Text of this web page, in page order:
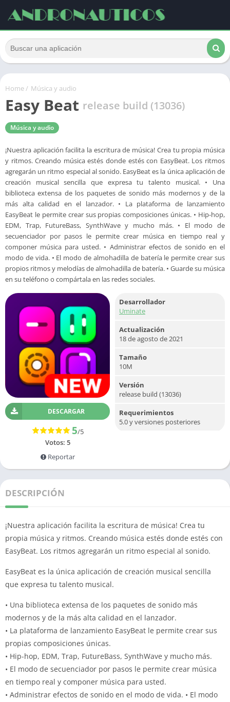
Home/ Música y audio
Easy Beat release build (13036)
Música y audio
¡Nuestra aplicación facilita la escritura de música! Crea tu propia música
y ritmos. Creando música estés donde estés con EasyBeat. Los ritmos
agregarán un ritmo especial al sonido. EasyBeat es la única aplicación de
creación musical sencilla que expresa tu talento musical. • Una
biblioteca extensa de los paquetes de sonido más modernos y de la
más alta calidad en el lanzador. • La plataforma de lanzamiento
EasyBeat le permite crear sus propias composiciones únicas. • Hip-hop,
EDM, Trap, FutureBass, SynthWave y mucho más. • El modo de
secuenciador por pasos le permite crear música en tiempo real y
componer música para usted. • Administrar efectos de sonido en el
modo de vida. • El modo de almohadilla de batería le permite crear sus
propios ritmos y melodías de almohadilla de batería. • Guarde su música
en su teléfono o compártala en las redes sociales.
DESCARGAR
5/5
Votos: 5
Reportar
Desarrollador
Uminate
Actualización
18 de agosto de 2021
Tamaño
10M
Versión
release build (13036)
Requerimientos
5.0 y versiones posteriores
DESCRIPCIÓN
¡Nuestra aplicación facilita la escritura de música! Crea tu
propia música y ritmos. Creando música estés donde estés con
EasyBeat. Los ritmos agregarán un ritmo especial al sonido.
EasyBeat es la única aplicación de creación musical sencilla
que expresa tu talento musical.
• Una biblioteca extensa de los paquetes de sonido más
modernos y de la más alta calidad en el lanzador.
• La plataforma de lanzamiento EasyBeat le permite crear sus
propias composiciones únicas.
• Hip-hop, EDM, Trap, FutureBass, SynthWave y mucho más.
• El modo de secuenciador por pasos le permite crear música
en tiempo real y componer música para usted.
• Administrar efectos de sonido en el modo de vida. • El modo